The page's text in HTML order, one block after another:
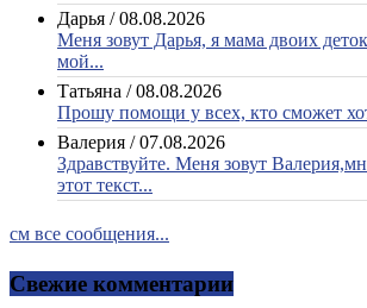
Дарья /08.08.2026
Меня зовут Дарья, я мама двоих
мой...
Татьяна /08.08.2026
Прошу помощи у всех, кто сможет
Валерия /07.08.2026
Здравствуйте. Меня зовут
этот текст...
см все сообщения...
Свежие комментарии